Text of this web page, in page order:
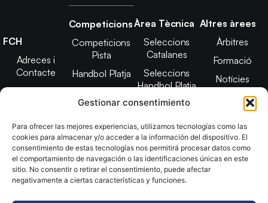
Gestionar consentimiento
Para ofrecer las mejores experiencias, utilizamos tecnologías como las
cookies para almacenar y/o acceder a la información del dispositivo. El
consentimiento de estas tecnologías nos permitirá procesar datos como
el comportamiento de navegación o las identificaciones únicas en este
sitio. No consentir o retirar el consentimiento, puede afectar
negativamente a ciertas características y funciones.
FCH
Adreces i
Contacte
Junta Directiva
2025
Estatuts
Transparència
Imatge
Competicions
Competicions
Pista
Handbol Platja
Àrea Tècnica
Seleccions
Catalanes
Seleccions
Handbol Platja
Tecnificació
CATH
Promoció
Altres àrees
Àrbitres
Formació
Notícies
Adreces de
contacte